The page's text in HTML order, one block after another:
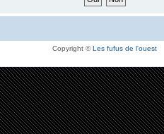
Copyright ©Les fufus de l'ouest